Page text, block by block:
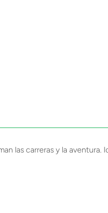
las carreras y la aventura.